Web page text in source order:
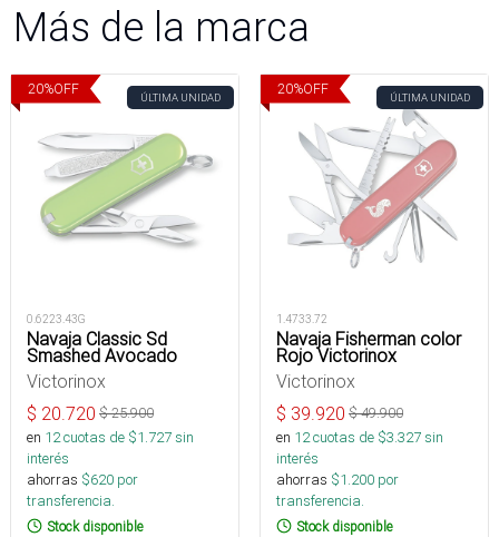
Más de la marca
20%OFF
ÚLTIMA UNIDAD
0.6223.43G
Navaja Classic Sd
Smashed Avocado
Victorinox
$ 20.720 $25.900
en 12cuotas de $1.727sin
interés
ahorras $620 por
transferencia.
Stock disponible
20%OFF
ÚLTIMA UNIDAD
1.4733.72
Navaja Fisherman color
Rojo Victorinox
Victorinox
$ 39.920 $49.900
en 12cuotas de $3.327sin
interés
ahorras $1.200 por
transferencia.
Stock disponible